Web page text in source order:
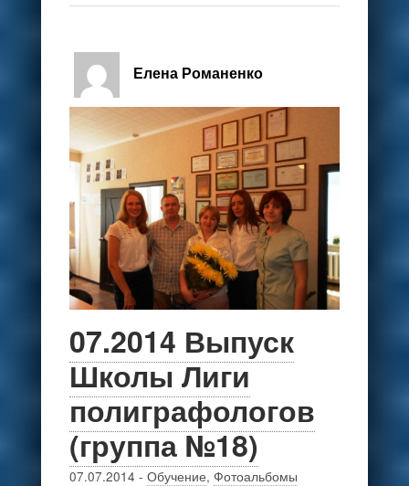
Елена Романенко
07.2014 Выпуск
Школы Лиги
полиграфологов
(группа №18)
07.07.2014 - Обучение, Фотоальбомы